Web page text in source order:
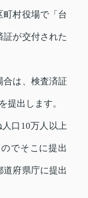
町村役場で「台
が交付された
合は、検査済証
提出します。
口10万人以上
でそこに提出
道府県庁に提出